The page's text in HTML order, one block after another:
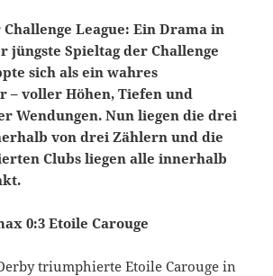
Challenge League: Ein Drama in
jüngste Spieltag der Challenge
sich als ein wahres
– voller Höhen, Tiefen und
Wendungen. Nun liegen die drei
von drei Zählern und die
Clubs liegen alle innerhalb
0:3 Etoile Carouge
triumphierte Etoile Carouge in